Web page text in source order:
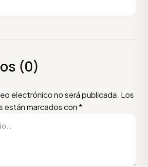
(0)
electrónico no será publicada. Los
están marcados con*